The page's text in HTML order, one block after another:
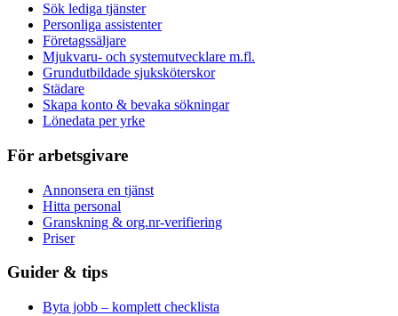
Sök lediga tjänster
Personliga assistenter
Företagssäljare
Mjukvaru- och systemutvecklare m.fl.
Grundutbildade sjuksköterskor
Städare
Skapa konto & bevaka sökningar
Lönedata per yrke
För arbetsgivare
Annonsera en tjänst
Hitta personal
Granskning & org.nr-verifiering
Priser
Guider & tips
Byta jobb – komplett checklista